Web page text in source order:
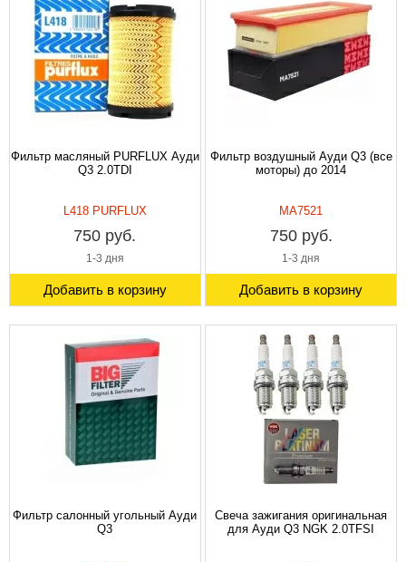
Фильтр масляный PURFLUX Ауди
Q3 2.0TDI
L418 PURFLUX
750 руб.
1-3 дня
Добавить в корзину
Фильтр воздушный Ауди Q3 (все
моторы) до 2014
MA7521
750 руб.
1-3 дня
Добавить в корзину
Фильтр салонный угольный Ауди
Q3
Свеча зажигания оригинальная
для Ауди Q3 NGK 2.0TFSI